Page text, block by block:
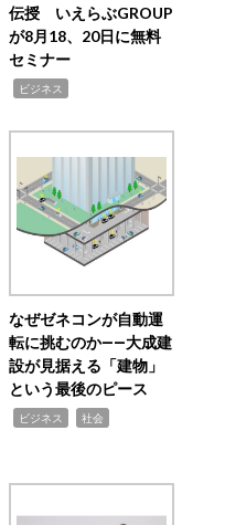
伝授 いえらぶGROUP
が8月18、20日に無料
セミナー
ビジネス
なぜゼネコンが自動運
転に挑むのか――大成建
設が見据える「建物」
という最後のピース
ビジネス 社会